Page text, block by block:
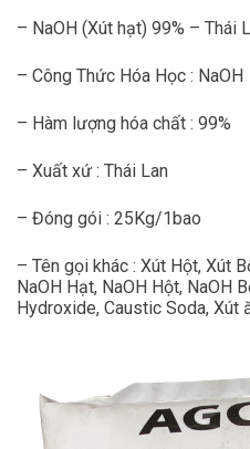
– NaOH (Xút hạt) 99% – Thái
– Công Thức Hóa Học : NaOH
– Hàm lượng hóa chất : 99%
– Xuất xứ : Thái Lan
– Đóng gói : 25Kg/1bao
– Tên gọi khác : Xút Hột, Xút
NaOH Hạt, NaOH Hột, NaOH
Hydroxide, Caustic Soda, Xút